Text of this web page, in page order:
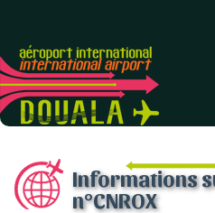
Informations
n°CNROX